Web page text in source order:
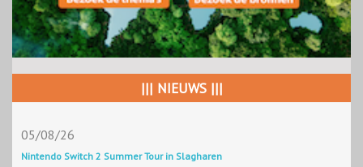
||| NIEUWS |||
05/08/26
Nintendo Switch 2 Summer Tour in Slagharen